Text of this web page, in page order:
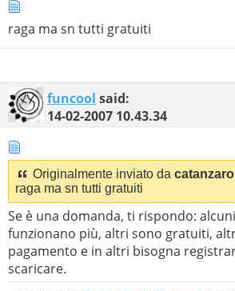
raga ma sn tutti gratuiti
funcool said:
14-02-2007 10.43.34
Originalmente inviato da
raga ma sn tutti gratuiti
Se è una domanda, ti rispondo:
funzionano più, altri sono gratuiti,
pagamento e in altri bisogna
scaricare.